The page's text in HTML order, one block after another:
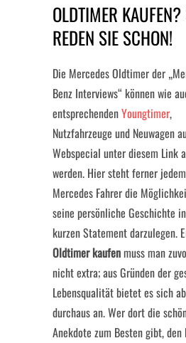
OLDTIMER
REDEN SIE SCHON!
Die Mercedes Oldtimer der
Benz Interviews“ können wie
entsprechendenYoungtimer,
Nutzfahrzeuge und Neuwagen
Webspecial unter diesem Link
werden. Hier steht ferner jedem
Mercedes Fahrer die
seine persönliche Geschichte
kurzen Statement darzulegen.
Oldtimer kaufenmuss man
nicht extra; aus Gründen der
Lebensqualität bietet es sich
durchaus an. Wer dort die
Anekdote zum Besten gibt,